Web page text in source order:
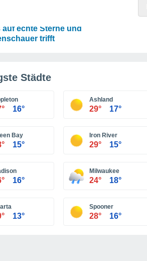
auf echte Sterne und
trifft
Städte
16°
Ashland
29° 17°
Bay
15°
Iron River
29° 15°
16°
Milwaukee
24° 18°
13°
Spooner
28° 16°